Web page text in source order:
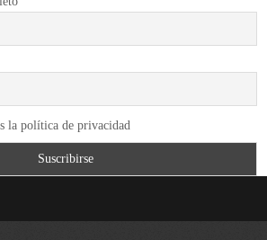
la política de privacidad